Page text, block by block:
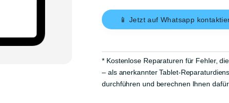
ÜBER UNS
KONTAKT
📱 Jetzt auf Whatsapp
* Kostenlose Reparaturen für Fehler,
– als anerkannter Tablet-
durchführen und berechnen Ihnen dafür